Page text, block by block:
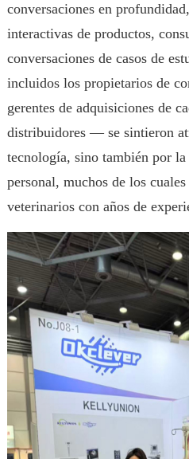
conversaciones en
interactivas de productos,
conversaciones de casos de
incluidos los propietarios de
gerentes de adquisiciones de
distribuidores — se sintieron
tecnología, sino también por
personal, muchos de los
veterinarios con años de